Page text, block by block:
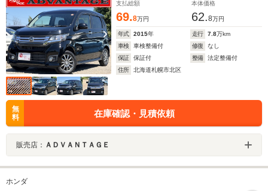
支払総額
69.8万円
本体価格
62.8万円
年式 2015年 走行 7.8万km
車検
車検整備付 修復
なし
保証
保証付 整備
法定整備付
住所
北海道札幌市北区
無
料
在庫確認・見積依頼
販売店： ＡＤＶＡＮＴＡＧＥ
ホンダ